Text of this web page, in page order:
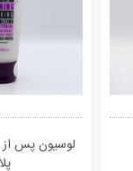
لوسیون پس از